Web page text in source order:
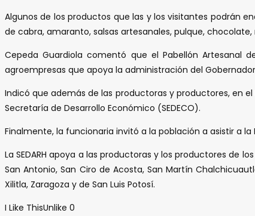
Algunos de los productos que las y los visitantes podrán
de cabra, amaranto, salsas artesanales, pulque,
Cepeda Guardiola comentó que el Pabellón Artesanal
agroempresas que apoya la administración del
Indicó que además de las productoras y productores, en
Secretaría de Desarrollo Económico (SEDECO).
Finalmente, la funcionaria invitó a la población a asistir a
La SEDARH apoya a las productoras y los productores de
San Antonio, San Ciro de Acosta, San Martín
Xilitla, Zaragoza y de San Luis Potosí.
I Like ThisUnlike 0